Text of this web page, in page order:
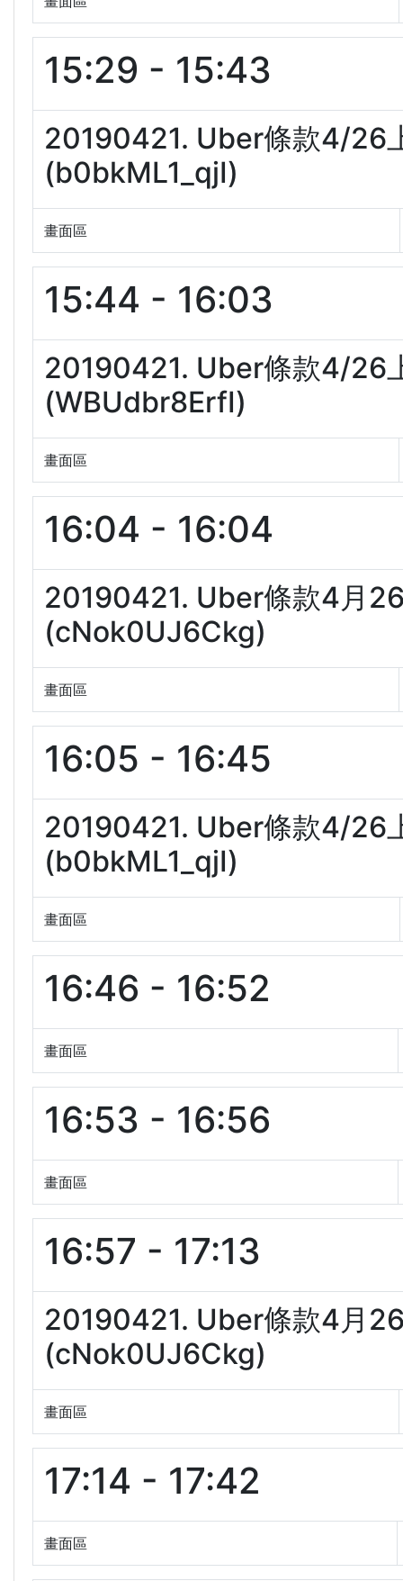
15:29 - 15:43
20190421. Uber條款4/26
(b0bkML1_qjI)
畫面區
15:44 - 16:03
20190421. Uber條款4/26
(WBUdbr8ErfI)
畫面區
16:04 - 16:04
20190421. Uber條款4月
(cNok0UJ6Ckg)
畫面區
16:05 - 16:45
20190421. Uber條款4/26
(b0bkML1_qjI)
畫面區
16:46 - 16:52
畫面區
16:53 - 16:56
畫面區
16:57 - 17:13
20190421. Uber條款4月
(cNok0UJ6Ckg)
畫面區
17:14 - 17:42
畫面區